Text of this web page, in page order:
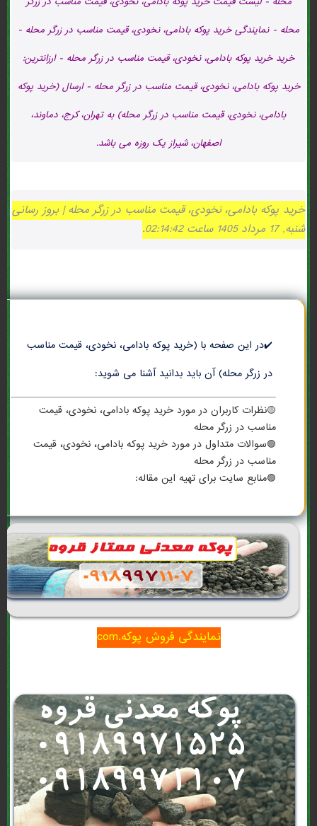
محله - نمایندگی خرید پوکه بادامی، نخودی، قیمت مناسب در زرگر محله -
خرید خرید پوکه بادامی، نخودی، قیمت مناسب در زرگر محله - ارزانترین:
خرید پوکه بادامی، نخودی، قیمت مناسب در زرگر محله - ارسال (خرید پوکه
بادامی، نخودی، قیمت مناسب در زرگر محله) به تهران، کرج، دماوند،
اصفهان، شیراز یک روزه می باشد.
خرید پوکه بادامی، نخودی، قیمت مناسب در زرگر محله | بروز رسانی
شنبه, 17 مرداد 1405 ساعت 02:14:42.
✔️در این صفحه با (خرید پوکه بادامی، نخودی، قیمت مناسب
در زرگر محله) آن باید بدانید آشنا می شوید:
🟡نظرات کاربران در مورد خرید پوکه بادامی، نخودی، قیمت
مناسب در زرگر محله
🟢سوالات متداول در مورد خرید پوکه بادامی، نخودی، قیمت
مناسب در زرگر محله
🟣منابع سایت برای تهیه این مقاله:
نمایندگی فروش پوکه.com